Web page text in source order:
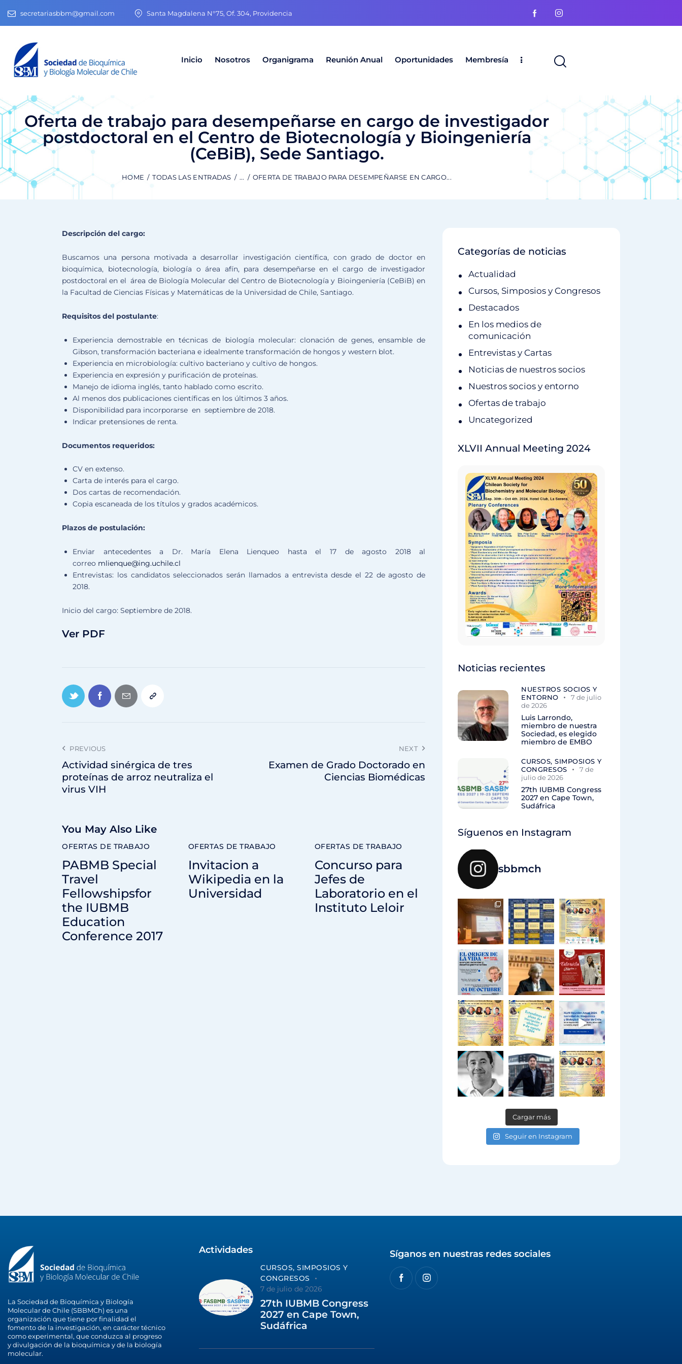
secretariasbbm@gmail.com Santa Magdalena N°75, Of. 304, Providencia
Inicio Nosotros Organigrama Reunión Anual Oportunidades Membresía
Oferta de trabajo para desempeñarse en cargo de investigador
postdoctoral en el Centro de Biotecnología y Bioingeniería
(CeBiB), Sede Santiago.
HOME TODAS LAS ENTRADAS ... OFERTA DE TRABAJO PARA DESEMPEÑARSE EN CARGO...
Descripción del cargo:
Buscamos una persona motivada a desarrollar investigación científica, con grado de doctor en
bioquímica, biotecnología, biología o área afín, para desempeñarse en el cargo de investigador
postdoctoral en el área de Biología Molecular del Centro de Biotecnología y Bioingeniería (CeBiB) en
la Facultad de Ciencias Físicas y Matemáticas de la Universidad de Chile, Santiago.
Requisitos del postulante:
Experiencia demostrable en técnicas de biología molecular: clonación de genes, ensamble de
Gibson, transformación bacteriana e idealmente transformación de hongos y western blot.
Experiencia en microbiología: cultivo bacteriano y cultivo de hongos.
Experiencia en expresión y purificación de proteínas.
Manejo de idioma inglés, tanto hablado como escrito.
Al menos dos publicaciones científicas en los últimos 3 años.
Disponibilidad para incorporarse en septiembre de 2018.
Indicar pretensiones de renta.
Documentos requeridos:
CV en extenso.
Carta de interés para el cargo.
Dos cartas de recomendación.
Copia escaneada de los títulos y grados académicos.
Plazos de postulación:
Enviar antecedentes a Dr. María Elena Lienqueo hasta el 17 de agosto 2018 al
correo mlienque@ing.uchile.cl
Entrevistas: los candidatos seleccionados serán llamados a entrevista desde el 22 de agosto de
2018.
Inicio del cargo: Septiembre de 2018.
Ver PDF
PREVIOUS
Actividad sinérgica de tres
proteínas de arroz neutraliza el
virus VIH
NEXT
Examen de Grado Doctorado en
Ciencias Biomédicas
You May Also Like
OFERTAS DE TRABAJO
PABMB Special
Travel
Fellowshipsfor
the IUBMB
Education
Conference 2017
OFERTAS DE TRABAJO
Invitacion a
Wikipedia en la
Universidad
OFERTAS DE TRABAJO
Concurso para
Jefes de
Laboratorio en el
Instituto Leloir
Categorías de noticias
Actualidad
Cursos, Simposios y Congresos
Destacados
En los medios de
comunicación
Entrevistas y Cartas
Noticias de nuestros socios
Nuestros socios y entorno
Ofertas de trabajo
Uncategorized
XLVII Annual Meeting 2024
Noticias recientes
NUESTROS SOCIOS Y
ENTORNO
7 de julio
de 2026
Luis Larrondo,
miembro de nuestra
Sociedad, es elegido
miembro de EMBO
CURSOS, SIMPOSIOS Y
CONGRESOS
7 de
julio de 2026
27th IUBMB Congress
2027 en Cape Town,
Sudáfrica
Síguenos en Instagram
sbbmch
Cargar más
Seguir en Instagram
La Sociedad de Bioquímica y Biología
Molecular de Chile (SBBMCh) es una
organización que tiene por finalidad el
fomento de la investigación, en carácter técnico
como experimental, que conduzca al progreso
y divulgación de la bioquímica y de la biología
molecular.
Actividades
CURSOS, SIMPOSIOS Y
CONGRESOS
7 de julio de 2026
27th IUBMB Congress
2027 en Cape Town,
Sudáfrica
Síganos en nuestras redes sociales